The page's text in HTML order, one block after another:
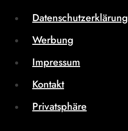
Datenschutzerklärung
Werbung
Impressum
Kontakt
Privatsphäre